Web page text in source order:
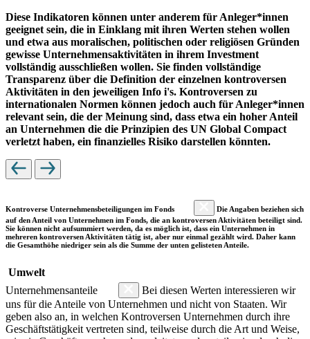
Diese Indikatoren können unter anderem für Anleger*innen
geeignet sein, die in Einklang mit ihren Werten stehen wollen
und etwa aus moralischen, politischen oder religiösen Gründen
gewisse Unternehmensaktivitäten in ihrem Investment
vollständig ausschließen wollen. Sie finden vollständige
Transparenz über die Definition der einzelnen kontroversen
Aktivitäten in den jeweiligen Info i's. Kontroversen zu
internationalen Normen können jedoch auch für Anleger*innen
relevant sein, die der Meinung sind, dass etwa ein hoher Anteil
an Unternehmen die die Prinzipien des UN Global Compact
verletzt haben, ein finanzielles Risiko darstellen könnten.
Kontroverse Unternehmensbeteiligungen im Fonds
Die Angaben beziehen sich
auf den Anteil von Unternehmen im Fonds, die an kontroversen Aktivitäten beteiligt sind.
Sie können nicht aufsummiert werden, da es möglich ist, dass ein Unternehmen in
mehreren kontroversen Aktivitäten tätig ist, aber nur einmal gezählt wird. Daher kann
die Gesamthöhe niedriger sein als die Summe der unten gelisteten Anteile.
Umwelt
Unternehmensanteile
Bei diesen Werten interessieren wir
uns für die Anteile von Unternehmen und nicht von Staaten. Wir
geben also an, in welchen Kontroversen Unternehmen durch ihre
Geschäftstätigkeit vertreten sind, teilweise durch die Art und Weise,